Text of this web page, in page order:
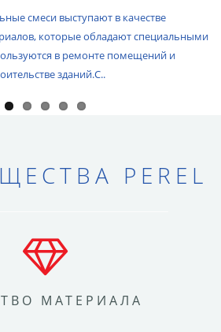
смеси выступают в качестве
которые обладают специальными
в ремонте помещений и
зданий.С..
PEREL
МАТЕРИАЛА